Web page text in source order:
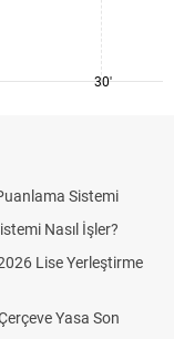
30'
Sistemi
Nasıl İşler?
Lise Yerleştirme
Yasa Son